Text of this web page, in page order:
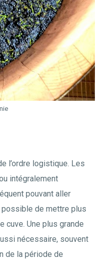
l’ordre logistique. Les
intégralement
pouvant aller
possible de mettre plus
cuve. Une plus grande
nécessaire, souvent
de la période de